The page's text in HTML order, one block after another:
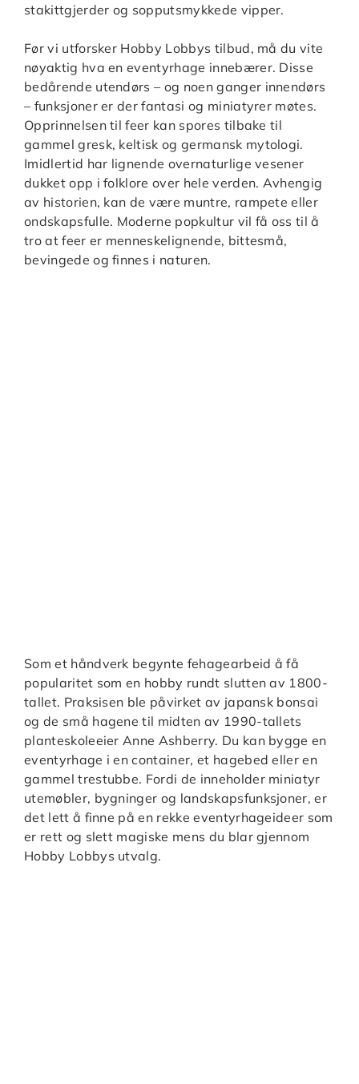
stakittgjerder og sopputsmykkede vipper.
Før vi utforsker Hobby Lobbys tilbud, må du vite
nøyaktig hva en eventyrhage innebærer. Disse
bedårende utendørs – og noen ganger innendørs
– funksjoner er der fantasi og miniatyrer møtes.
Opprinnelsen til feer kan spores tilbake til
gammel gresk, keltisk og germansk mytologi.
Imidlertid har lignende overnaturlige vesener
dukket opp i folklore over hele verden. Avhengig
av historien, kan de være muntre, rampete eller
ondskapsfulle. Moderne popkultur vil få oss til å
tro at feer er menneskelignende, bittesmå,
bevingede og finnes i naturen.
Som et håndverk begynte fehagearbeid å få
popularitet som en hobby rundt slutten av 1800-
tallet. Praksisen ble påvirket av japansk bonsai
og de små hagene til midten av 1990-tallets
planteskoleeier Anne Ashberry. Du kan bygge en
eventyrhage i en container, et hagebed eller en
gammel trestubbe. Fordi de inneholder miniatyr
utemøbler, bygninger og landskapsfunksjoner, er
det lett å finne på en rekke eventyrhageideer som
er rett og slett magiske mens du blar gjennom
Hobby Lobbys utvalg.